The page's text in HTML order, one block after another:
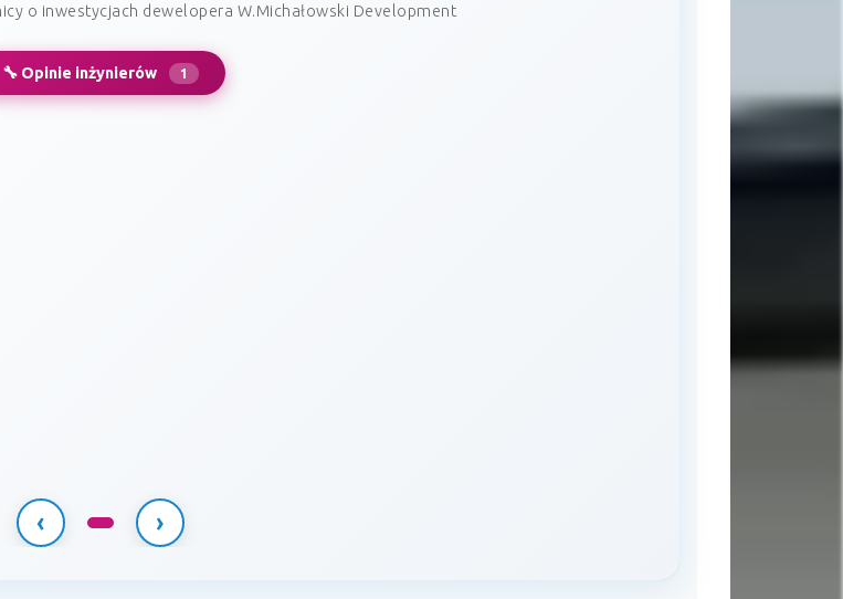
o inwestycjach dewelopera W.Michałowski Development
🔧 Opinie inżynierów 1
‹ ›